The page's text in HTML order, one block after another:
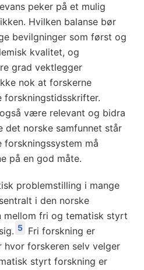
peker på et mulig
Hvilken balanse bør
bevilgninger som først og
kvalitet, og
grad vektlegger
nok at forskerne
forskningstidsskrifter.
være relevant og bidra
det norske samfunnet står
må
på en god måte.
problemstilling i mange
i den norske
mellom fri og tematisk styrt
5 Fri forskning er
forskeren selv velger
styrt forskning er